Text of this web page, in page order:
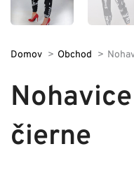
Domov Obchod
čierne